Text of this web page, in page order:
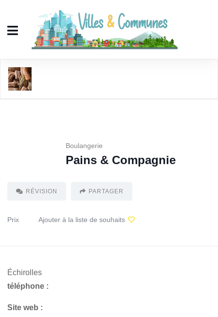
Boulangerie
Pains & Compagnie
RÉVISION PARTAGER
Prix Ajouter à la liste de souhaits
Échirolles
téléphone :
Site web :